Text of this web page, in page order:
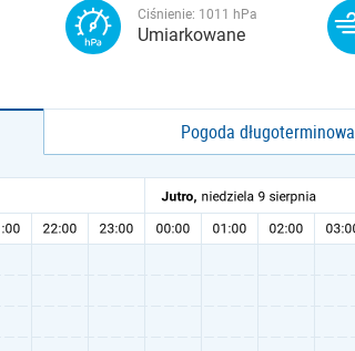
Ciśnienie: 1011 hPa
Umiarkowane
Pogoda długoterminowa